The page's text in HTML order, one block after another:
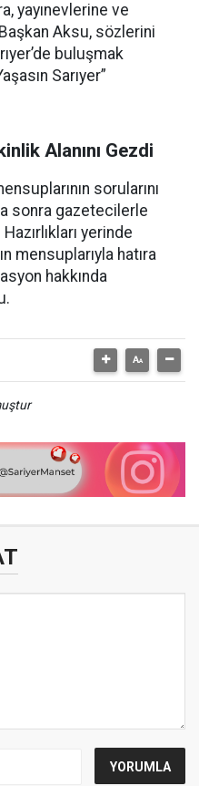
yayınevlerine ve
Aksu, sözlerini
buluşmak
Sarıyer”
Alanını Gezdi
sorularını
sonra gazetecilerle
yerinde
mensuplarıyla hatıra
hakkında